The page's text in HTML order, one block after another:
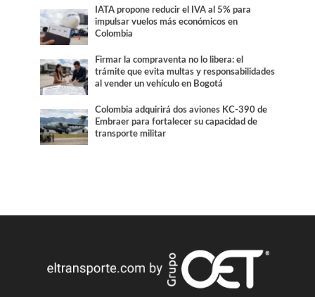
IATA propone reducir el IVA al 5% para
impulsar vuelos más económicos en
Colombia
Firmar la compraventa no lo libera: el
trámite que evita multas y responsabilidades
al vender un vehículo en Bogotá
Colombia adquirirá dos aviones KC-390 de
Embraer para fortalecer su capacidad de
transporte militar